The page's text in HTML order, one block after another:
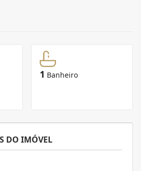
1 Banheiro
DO IMÓVEL